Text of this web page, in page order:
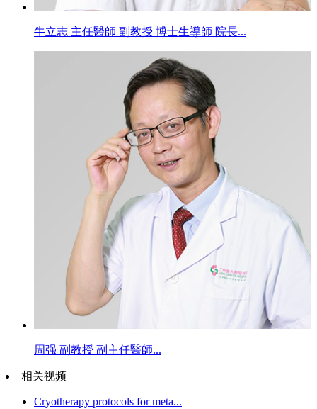
牛立志 主任醫師 副教授 博士生導師 院長...
周强 副教授 副主任醫師...
相关视频
Cryotherapy protocols for meta...